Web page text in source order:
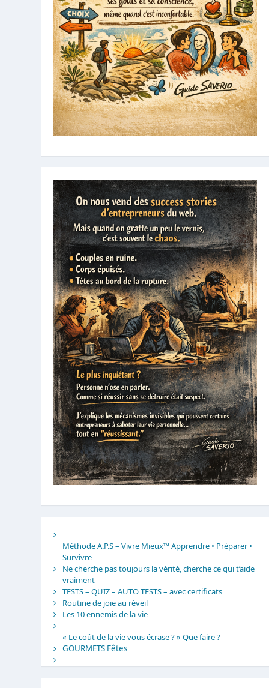
Méthode A.P.S – Vivre Mieux™ Apprendre • Préparer •
Survivre
Ne cherche pas toujours la vérité, cherche ce qui t’aide
vraiment
TESTS – QUIZ – AUTO TESTS – avec certificats
Routine de joie au réveil
Les 10 ennemis de la vie
« Le coût de la vie vous écrase ? » Que faire ?
GOURMETS Fêtes